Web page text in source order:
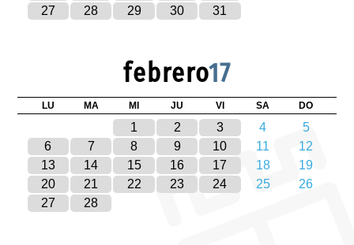
27
28 29 30 31
febrero17
LU MA MI JU VI SA DO
1 2 3 4
5
6
7 8 9 10 11
12
13
14 15 16 17 18
19
20
21 22 23 24 25
26
27
28